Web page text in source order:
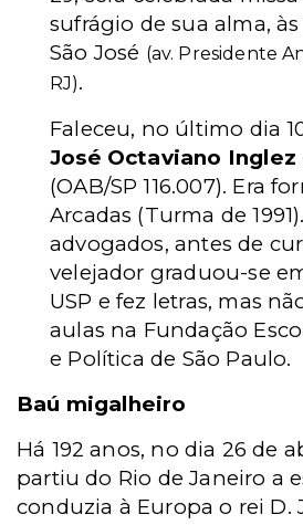
sufrágio de sua alma,
São José (av. Presidente
RJ).
Faleceu, no último dia
José Octaviano Inglez
(OAB/SP 116.007). Era
Arcadas (Turma de
advogados, antes de
velejador graduou-se
USP e fez letras, mas
aulas na Fundação
e Política de São Paulo.
Baú migalheiro
Há 192 anos, no dia 26 de
partiu do Rio de Janeiro a
conduzia à Europa o rei D.